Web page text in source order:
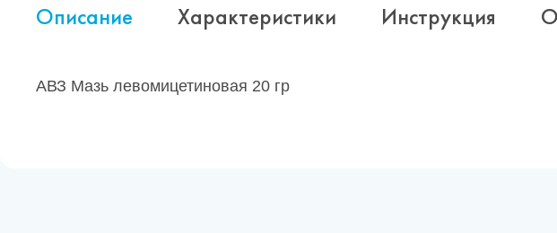
Описание Характеристики Инструкция
АВЗ Мазь левомицетиновая 20 гр